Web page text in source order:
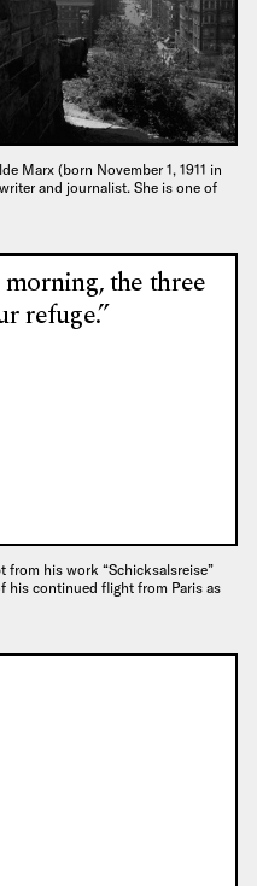
Marx (born November 1, 1911 in
and journalist. She is one of
the three
refuge.”
from his work “Schicksalsreise”
his continued flight from Paris as